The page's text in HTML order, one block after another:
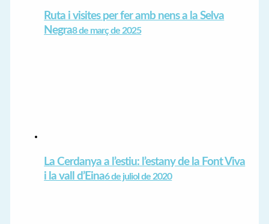
Ruta i visites per fer amb nens a la Selva
Negra8 de març de 2025
La Cerdanya a l’estiu: l’estany de la Font Viva
i la vall d’Eina6 de juliol de 2020